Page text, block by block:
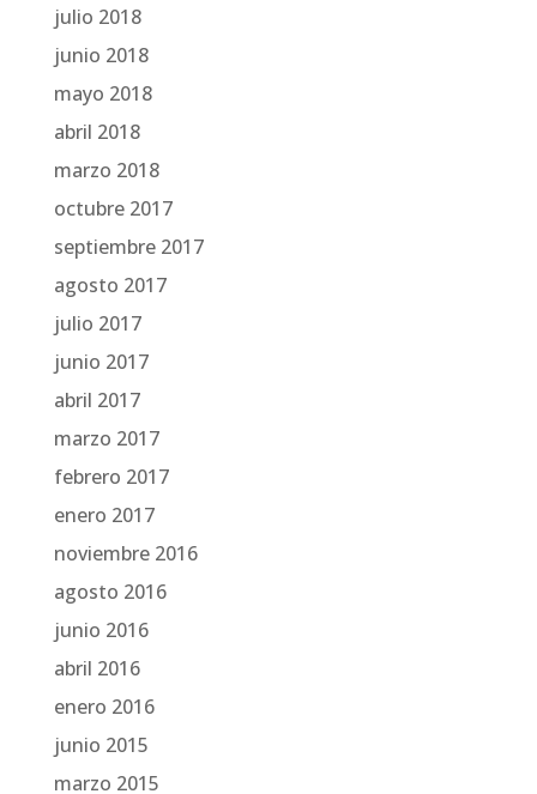
julio 2018
junio 2018
mayo 2018
abril 2018
marzo 2018
octubre 2017
septiembre 2017
agosto 2017
julio 2017
junio 2017
abril 2017
marzo 2017
febrero 2017
enero 2017
noviembre 2016
agosto 2016
junio 2016
abril 2016
enero 2016
junio 2015
marzo 2015